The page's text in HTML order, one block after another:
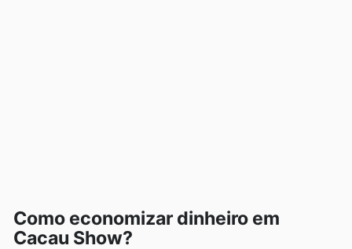
Como economizar dinheiro em
Cacau Show?